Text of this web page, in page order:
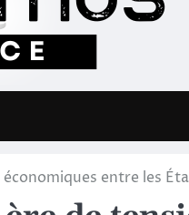
entre les